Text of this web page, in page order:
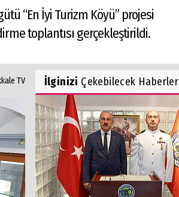
“En İyi Turizm Köyü” projesi
toplantısı gerçekleştirildi.
TV İlginizi Çekebilecek Haberler